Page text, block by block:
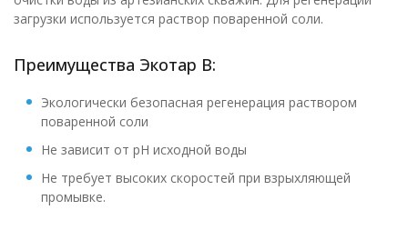
загрузки используется раствор поваренной соли.
Преимущества Экотар B:
Экологически безопасная регенерация раствором
поваренной соли
Не зависит от рН исходной воды
Не требует высоких скоростей при взрыхляющей
промывке.